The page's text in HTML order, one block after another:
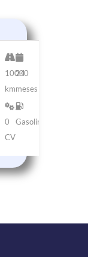
10000
km
24
meses
0
CV
Gasolina